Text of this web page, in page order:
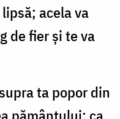
acela va
de fier şi te va
ta popor din